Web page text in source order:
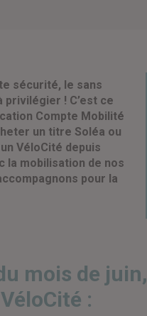
sécurité, le sans
! C’est ce
Compte Mobilité
un titre Soléa ou
VéloCité depuis
la mobilisation de nos
pour la
mois de
: